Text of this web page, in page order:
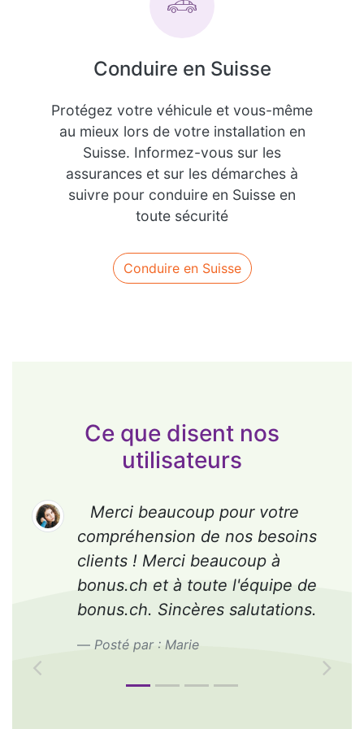
Conduire en Suisse
Protégez votre véhicule et vous-même
au mieux lors de votre installation en
Suisse. Informez-vous sur les
assurances et sur les démarches à
suivre pour conduire en Suisse en
toute sécurité
Conduire en Suisse
Ce que disent nos
utilisateurs
pour votre
nos besoins
l'équipe de
salutations.
Tout est allé comme
roulettes : rapidité,
amabilité, bref, du beau
Merci beaucoup. Je ne
vous recommander.
Posté par : Urs